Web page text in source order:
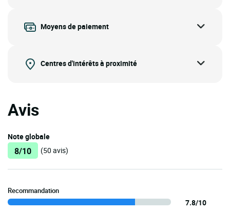
Moyens de paiement
Centres d'intérêts à proximité
Avis
Note globale
8/10 (50 avis)
Recommandation
7.8/10